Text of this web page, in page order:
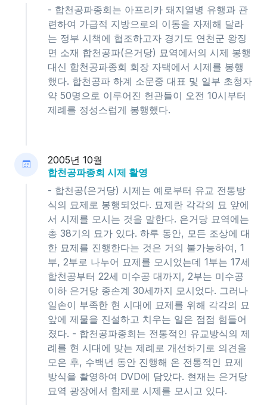
- 합천공파종회는 아프리카 돼지열병 유행과 관
련하여 가급적 지방으로의 이동을 자제해 달라
는 정부 시책에 협조하고자 경기도 연천군 왕징
면 소재 합천공파(은거당) 묘역에서의 시제 봉행
대신 합천공파종회 회장 자택에서 시제를 봉행
했다. 합천공파 하계 소문중 대표 및 일부 초청자
약 50명으로 이루어진 헌관들이 오전 10시부터
제례를 정성스럽게 봉행했다.
2005년 10월
합천공파종회 시제 활영
- 합천공(은거당) 시제는 예로부터 유교 전통방
식의 묘제로 봉행되었다. 묘제란 각각의 묘 앞에
서 시제를 모시는 것을 말한다. 은거당 묘역에는
총 38기의 묘가 있다. 하루 동안, 모든 조상에 대
한 묘제를 진행한다는 것은 거의 불가능하여, 1
부, 2부로 나누어 묘제를 모시었는데 1부는 17세
합천공부터 22세 미수공 대까지, 2부는 미수공
이하 은거당 종손계 30세까지 모시었다. 그러나
일손이 부족한 현 시대에 묘제를 위해 각각의 묘
앞에 제물을 진설하고 치우는 일은 점점 힘들어
졌다. - 합천공파종회는 전통적인 유교방식의 제
례를 현 시대에 맞는 제례로 개선하기로 의견을
모은 후, 수백년 동안 진행해 온 전통적인 묘제
방식을 촬영하여 DVD에 담았다. 현재는 은거당
묘역 광장에서 합제로 시제를 모시고 있다.